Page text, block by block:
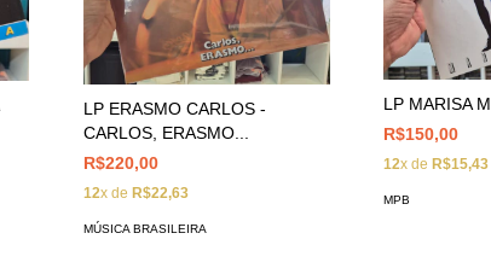
LP ERASMO CARLOS -
CARLOS, ERASMO...
R$220,00
12x de R$22,63
MÚSICA BRASILEIRA
LP MARISA
R$150,00
12x deR$15,43
MPB